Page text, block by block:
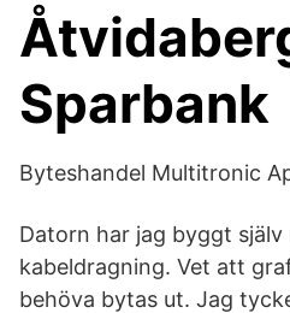
Sparbank
Byteshandel Multitronic
Datorn har jag byggt själv
kabeldragning. Vet att
behöva bytas ut. Jag